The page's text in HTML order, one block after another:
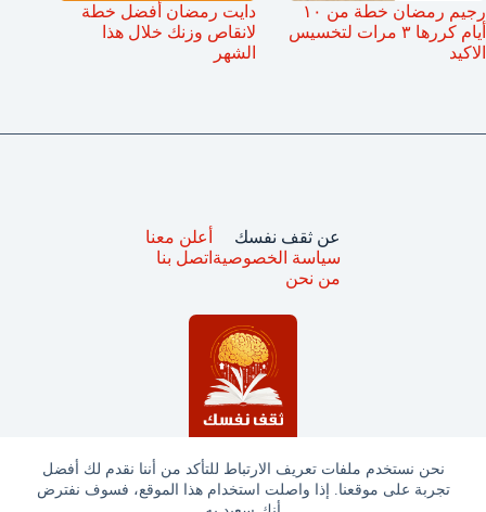
نحن نستخدم ملفات تعريف الارتباط للتأكد من أننا نقدم لك أفضل
تجربة على موقعنا. إذا واصلت استخدام هذا الموقع، فسوف نفترض
رجيم رمضان خطة من ١٠
أيام كررها ٣ مرات لتخسيس
الاكيد
دايت رمضان أفضل خطة
لانقاص وزنك خلال هذا
الشهر
جميع الحقوق محفوظة © ثقف نفسك 2025
عن ثقف نفسك
سياسة الخصوصية
من نحن
أعلن معنا
اتصل بنا